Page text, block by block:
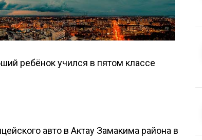
ребёнок учился в пятом классе
авто в Актау Замакима района в